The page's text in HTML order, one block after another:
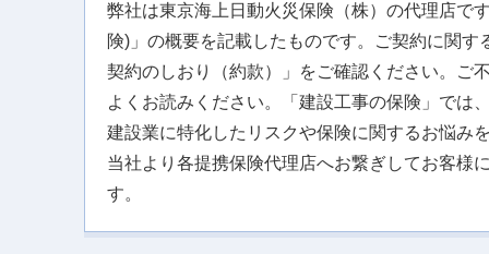
弊社は東京海上日動火災保険（株）の代理店で
険)」の概要を記載したものです。ご契約に関
契約のしおり（約款）」をご確認ください。ご
よくお読みください。「建設工事の保険」では
建設業に特化したリスクや保険に関するお悩み
当社より各提携保険代理店へお繋ぎしてお客様
す。